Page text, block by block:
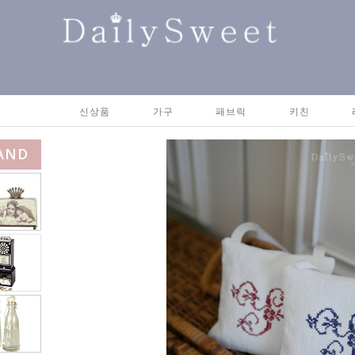
신상품 가구 패브릭 키친